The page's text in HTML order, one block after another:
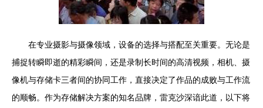
在专业摄影与摄像领域，设备的选择与搭配至关重要。无论是
捕捉转瞬即逝的精彩瞬间，还是录制长时间的高清视频，相机、摄
像机与存储卡三者间的协同工作，直接决定了作品的成败与工作流
的顺畅。作为存储解决方案的知名品牌，雷克沙深谙此道，以下将